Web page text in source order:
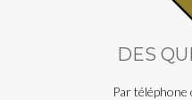
DES
Par